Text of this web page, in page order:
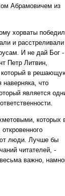
Абрамовичем из
хорваты
и расстреливали
И не дай Бог -
Петр Литвин,
который в
наверняка, что
является
которых
люди. Лучше бы
читателей, -
важно,